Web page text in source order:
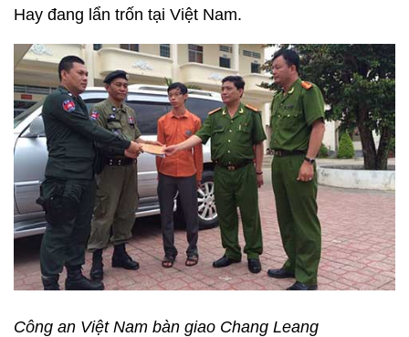
Hay đang lẩn trốn tại Việt Nam.
Công an Việt Nam bàn giao Chang Leang